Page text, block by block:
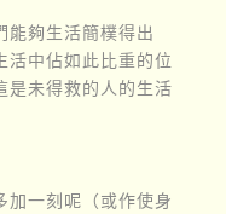
能夠生活簡樸得出
活中佔如此比重的位
是未得救的人的生活
加一刻呢（或作使身